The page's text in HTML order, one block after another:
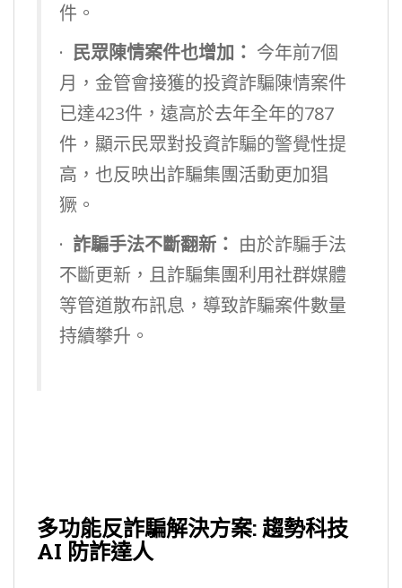
件。
· 民眾陳情案件也增加： 今年前7個
月，金管會接獲的投資詐騙陳情案件
已達423件，遠高於去年全年的787
件，顯示民眾對投資詐騙的警覺性提
高，也反映出詐騙集團活動更加猖
獗。
· 詐騙手法不斷翻新： 由於詐騙手法
不斷更新，且詐騙集團利用社群媒體
等管道散布訊息，導致詐騙案件數量
持續攀升。
多功能反詐騙解決方案: 趨勢科技
AI 防詐達人